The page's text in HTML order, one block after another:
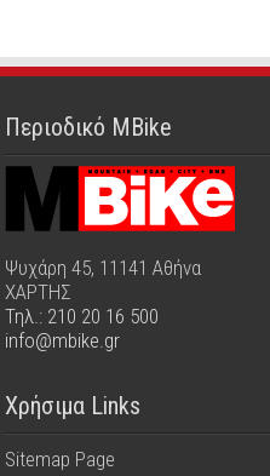
Περιοδικό MBike
Ψυχάρη 45, 11141 Αθήνα
ΧΑΡΤΗΣ
Τηλ.: 210 20 16 500
info@mbike.gr
Χρήσιμα Links
Sitemap Page